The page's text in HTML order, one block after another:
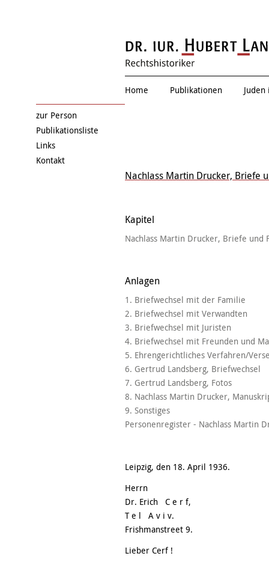
Thema
Home Publikationen
Nachlass Martin Drucker, Briefe
Kapitel
Nachlass Martin Drucker, Briefe und
Anlagen
1. Briefwechsel mit der Familie
2. Briefwechsel mit Verwandten
3. Briefwechsel mit Juristen
4. Briefwechsel mit Freunden und
5. Ehrengerichtliches Verfahren/
6. Gertrud Landsberg, Briefwechsel
7. Gertrud Landsberg, Fotos
8. Nachlass Martin Drucker,
9. Sonstiges
Personenregister - Nachlass Martin
Leipzig, den 18. April 1936.
Herrn
Dr. Erich C e r f,
T e l A v i v.
Frishmanstreet 9.
Lieber Cerf !
zur Person
Publikationsliste
Links
Kontakt